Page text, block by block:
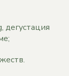
дегустация